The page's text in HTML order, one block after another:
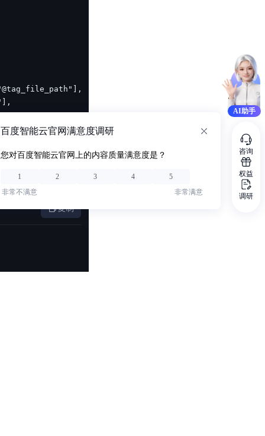
复制
AI助手
咨询
权益
调研
百度智能云官网满意度调研
您对百度智能云官网上的内容质量满意度是？
1 2 3 4
5
非常不满意
非常满意